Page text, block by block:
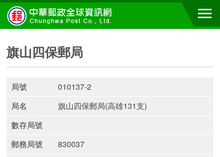
旗山四保郵局
局號
010137-2
局名
旗山四保郵局(高雄131支)
數存局號
郵務局號
830037